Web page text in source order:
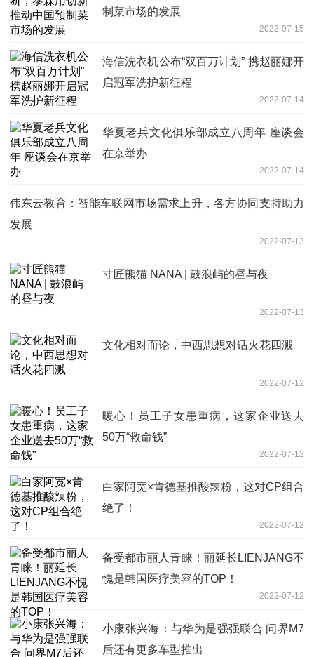
制菜市场的发展
2022-07-15
海信洗衣机公布“双百万计划” 携赵丽娜开
启冠军洗护新征程
2022-07-14
华夏老兵文化俱乐部成立八周年 座谈会
在京举办
2022-07-14
伟东云教育：智能车联网市场需求上升，各方协同支持助力
发展
2022-07-13
寸匠熊猫 NANA | 鼓浪屿的昼与夜
2022-07-13
文化相对而论，中西思想对话火花四溅
2022-07-12
暖心！员工子女患重病，这家企业送去
50万“救命钱”
2022-07-12
白家阿宽×肯德基推酸辣粉，这对CP组合
绝了！
2022-07-12
备受都市丽人青睐！丽延长LIENJANG不
愧是韩国医疗美容的TOP！
2022-07-12
小康张兴海：与华为是强强联合 问界M7
后还有更多车型推出